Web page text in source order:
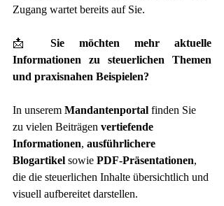
Zugang wartet bereits auf Sie.
📩 Sie möchten mehr aktuelle
Informationen zu steuerlichen Themen
und praxisnahen Beispielen?
In unserem Mandantenportal finden Sie
zu vielen Beiträgen vertiefende
Informationen, ausführlichere
Blogartikel sowie PDF-Präsentationen,
die die steuerlichen Inhalte übersichtlich und
visuell aufbereitet darstellen.